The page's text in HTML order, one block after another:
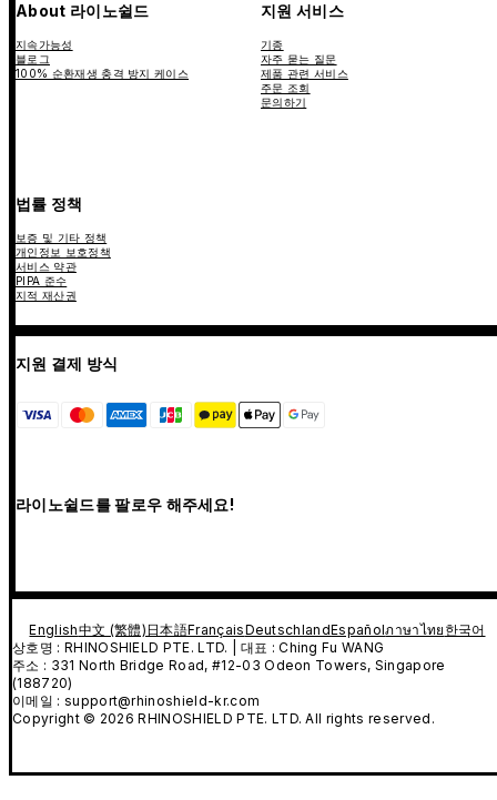
About 라이노쉴드
지속가능성
블로그
100% 순환재생 충격 방지 케이스
지원 서비스
기종
자주 묻는 질문
제품 관련 서비스
주문 조회
문의하기
법률 정책
보증 및 기타 정책
개인정보 보호정책
서비스 약관
PIPA 준수
지적 재산권
지원 결제 방식
라이노쉴드를 팔로우 해주세요!
English中文 (繁體) 日本語FrançaisDeutschlandEspañolภาษาไทย 한국어
상호명 : RHINOSHIELD PTE. LTD. | 대표 : Ching Fu WANG
주소 : 331 North Bridge Road, #12-03 Odeon Towers, Singapore
(188720)
이메일 : support@rhinoshield-kr.com
Copyright © 2026 RHINOSHIELD PTE. LTD. All rights reserved.